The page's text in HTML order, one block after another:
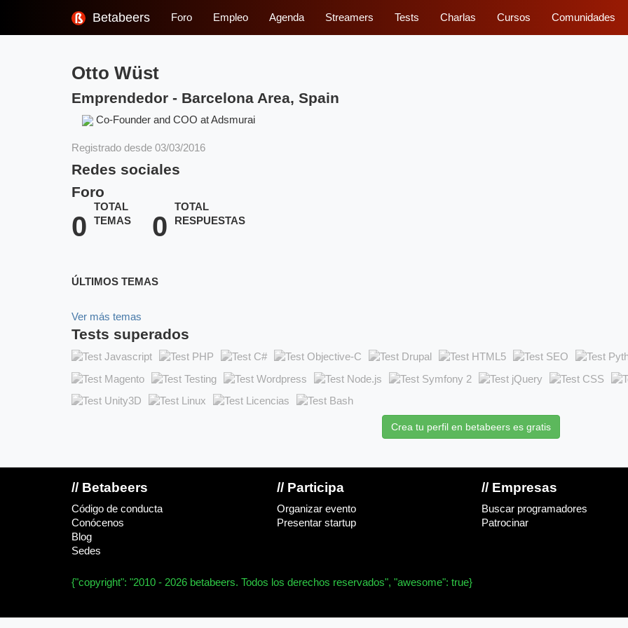
Betabeers Foro Empleo Agenda Streamers Tests Charlas Cursos Comunidades
Otto Wüst
Emprendedor - Barcelona Area, Spain
Co-Founder and COO at Adsmurai
Registrado desde 03/03/2016
Redes sociales
Foro
0
TOTAL
TEMAS
0
TOTAL
RESPUESTAS
ÚLTIMOS TEMAS
Ver más temas
Tests superados
Crea tu perfil en betabeers es gratis
// Betabeers
Código de conducta
Conócenos
Blog
Sedes
// Participa
Organizar evento
Presentar startup
// Empresas
Buscar programadores
Patrocinar
{"copyright": "2010 - 2026 betabeers. Todos los derechos reservados", "awesome": true}